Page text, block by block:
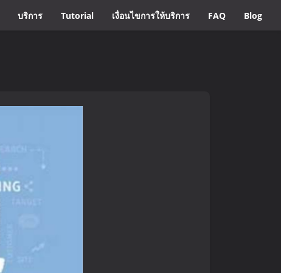
บริการ Tutorial เงื่อนไขการให้บริการ FAQ Blog